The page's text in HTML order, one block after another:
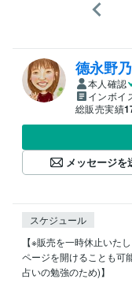
德永野乃
本人確認
インボイ
総販売実績
メッセージを
スケジュール
【※販売を一時休止いた
ページを開けることも可
占いの勉強のため)】